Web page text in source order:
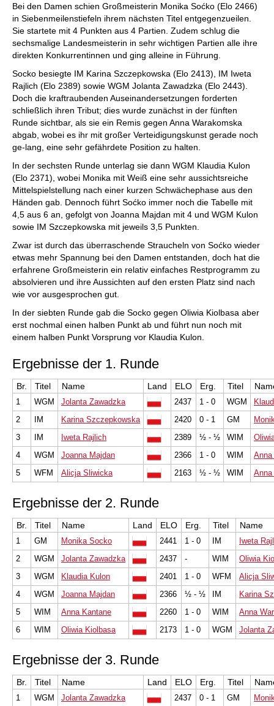
Bei den Damen schien Großmeisterin Monika Soćko (Elo 2466)
in Siebenmeilenstiefeln ihrem nächsten Titel entgegenzueilen.
Sie startete mit 4 Punkten aus 4 Partien. Zudem schlug die
sechsmalige Landesmeisterin in sehr wichtigen Partien alle ihre
direkten Konkurrentinnen und ging alleine in Führung.
Socko besiegte IM Karina Szczepkowska (Elo 2413), IM Iweta
Rajlich (Elo 2389) sowie WGM Jolanta Zawadzka (Elo 2443).
Doch die kraftraubenden Auseinandersetzungen forderten
schließlich ihren Tribut; dies wurde zunächst in der fünften
Runde sichtbar, als sie ein Remis gegen Anna Warakomska
abgab, wobei es ihr mit großer Verteidigungskunst gerade noch
ge-lang, eine sehr gefährdete Position zu halten.
In der sechsten Runde unterlag sie dann WGM Klaudia Kulon
(Elo 2371), wobei Monika mit Weiß eine sehr aussichtsreiche
Mittelspielstellung nach einer kurzen Schwächephase aus den
Händen gab. Dennoch führt Soćko immer noch die Tabelle mit
4,5 aus 6 an, gefolgt von Joanna Majdan mit 4 und WGM Kulon
sowie IM Szczepkowska mit jeweils 3,5 Punkten.
Zwar ist durch das überraschende Straucheln von Soćko wieder
etwas mehr Spannung bei den Damen entstanden, doch hat die
erfahrene Großmeisterin ein relativ einfaches Restprogramm zu
absolvieren und ihre Aussichten auf den ersten Platz sind nach
wie vor ausgesprochen gut.
In der siebten Runde gab die Socko gegen Oliwia Kiolbasa aber
erst nochmal einen halben Punkt ab und führt nun noch mit
einem halben Punkt Vorsprung vor Klaudia Kulon.
Ergebnisse der 1. Runde
Br. Titel Name Land ELO Erg. Titel
1 WGM Jolanta Zawadzka 2437 1 - 0 WGM
2
IM Karina Szczepkowska 2420 0 - 1 GM
3
IM Iweta Rajlich 2389 ½ - ½ WIM
4
WGM Joanna Majdan 2366 1 - 0 WIM
Anna
5
WFM Alicja Sliwicka 2163 ½ - ½ WIM
Ergebnisse der 2. Runde
Br. Titel Name Land ELO Erg. Titel Name
1 GM Monika Socko 2441 1 - 0 IM
Iweta
2
WGM Jolanta Zawadzka 2437 - WIM
Oliwia
3
WGM Klaudia Kulon 2401 1 - 0 WFM
Alicja
4
WGM Joanna Majdan 2366 ½ - ½ IM
Karina
5
WIM Anna Kantane 2260 1 - 0 WIM
Anna
6
WIM Oliwia Kiolbasa 2173 1 - 0 WGM Jolanta
Ergebnisse der 3. Runde
Br. Titel Name Land ELO Erg. Titel
1 WGM Jolanta Zawadzka 2437 0 - 1 GM